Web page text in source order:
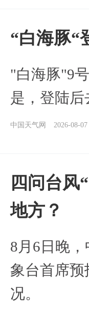
“白海豚“
"白海豚"9
是，登陆后
中国天气网 2026-08-07
四问台风
地方？
8月6日晚
象台首席预
况。